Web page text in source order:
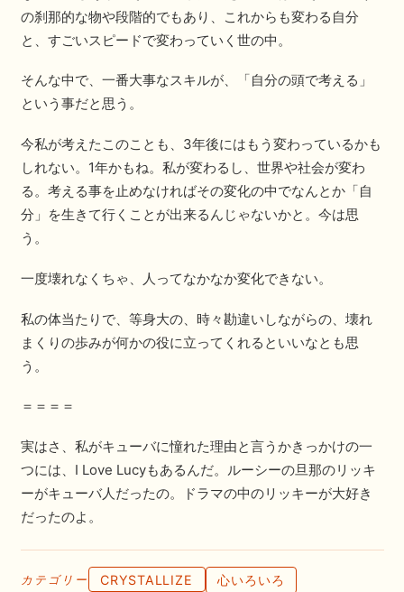
の刹那的な物や段階的でもあり、これからも変わる自分
と、すごいスピードで変わっていく世の中。
そんな中で、一番大事なスキルが、「自分の頭で考える」
という事だと思う。
今私が考えたこのことも、3年後にはもう変わっているかも
しれない。1年かもね。私が変わるし、世界や社会が変わ
る。考える事を止めなければその変化の中でなんとか「自
分」を生きて行くことが出来るんじゃないかと。今は思
う。
一度壊れなくちゃ、人ってなかなか変化できない。
私の体当たりで、等身大の、時々勘違いしながらの、壊れ
まくりの歩みが何かの役に立ってくれるといいなとも思
う。
＝＝＝＝
実はさ、私がキューバに憧れた理由と言うかきっかけの一
つには、I Love Lucyもあるんだ。ルーシーの旦那のリッキ
ーがキューバ人だったの。ドラマの中のリッキーが大好き
だったのよ。
カテゴリー CRYSTALLIZE 心いろいろ